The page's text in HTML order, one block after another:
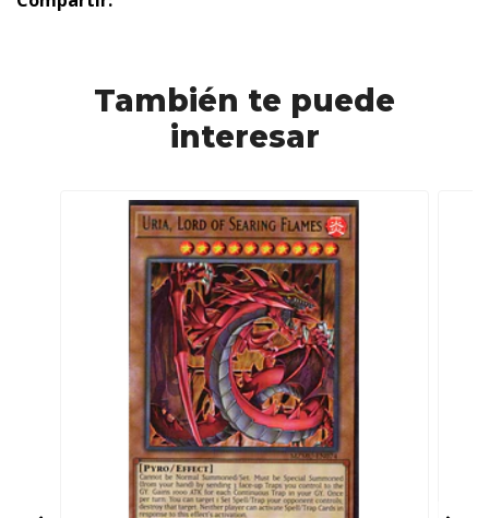
También te puede
interesar